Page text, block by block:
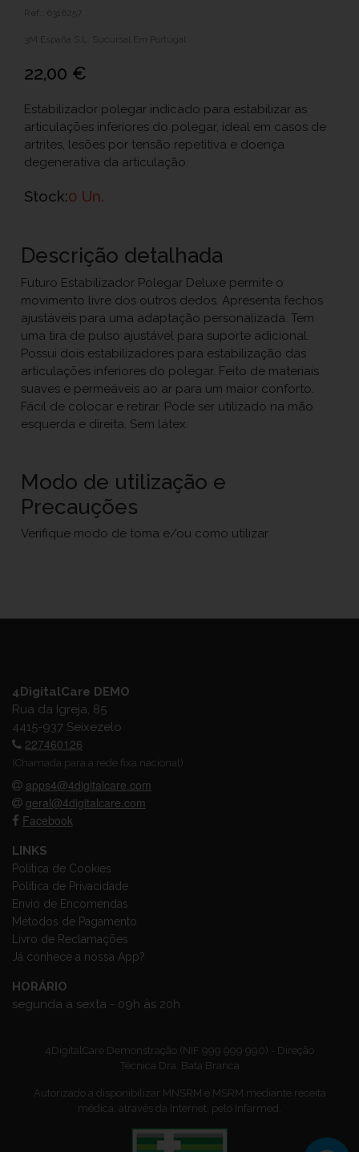
Ref.: 6316257
3M España S.L. Sucursal Em Portugal
22,00 €
Estabilizador polegar indicado para estabilizar as
articulações inferiores do polegar, ideal em casos de
artrites, lesões por tensão repetitiva e doença
degenerativa da articulação.
Stock:0 Un.
Descrição detalhada
Futuro Estabilizador Polegar Deluxe permite o
movimento livre dos outros dedos. Apresenta fechos
ajustáveis para uma adaptação personalizada. Tem
uma tira de pulso ajustável para suporte adicional.
Possui dois estabilizadores para estabilização das
articulações inferiores do polegar. Feito de materiais
suaves e permeáveis ao ar para um maior conforto.
Fácil de colocar e retirar. Pode ser utilizado na mão
esquerda e direita. Sem látex.
Modo de utilização e
Precauções
Verifique modo de toma e/ou como utilizar
4DigitalCare DEMO
Rua da Igreja, 85
4415-937 Seixezelo
227460126
(Chamada para a rede fixa nacional)
apps4@4digitalcare.com
geral@4digitalcare.com
Facebook
LINKS
Política de Cookies
Política de Privacidade
Envio de Encomendas
Métodos de Pagamento
Livro de Reclamações
Já conhece a nossa App?
HORÁRIO
segunda a sexta - 09h às 20h
4DigitalCare Demonstração (NIF 999 999 990) - Direção
Técnica Dra. Bata Branca
Autorizado a disponibilizar MNSRM e MSRM mediante receita
médica, através da Internet, pelo Infarmed.